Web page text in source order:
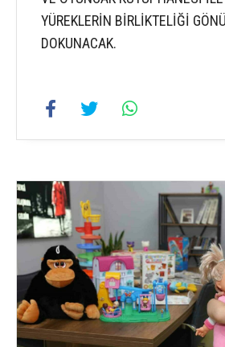
YÜREKLERİN BİRLİKTELİĞİ
DOKUNACAK.